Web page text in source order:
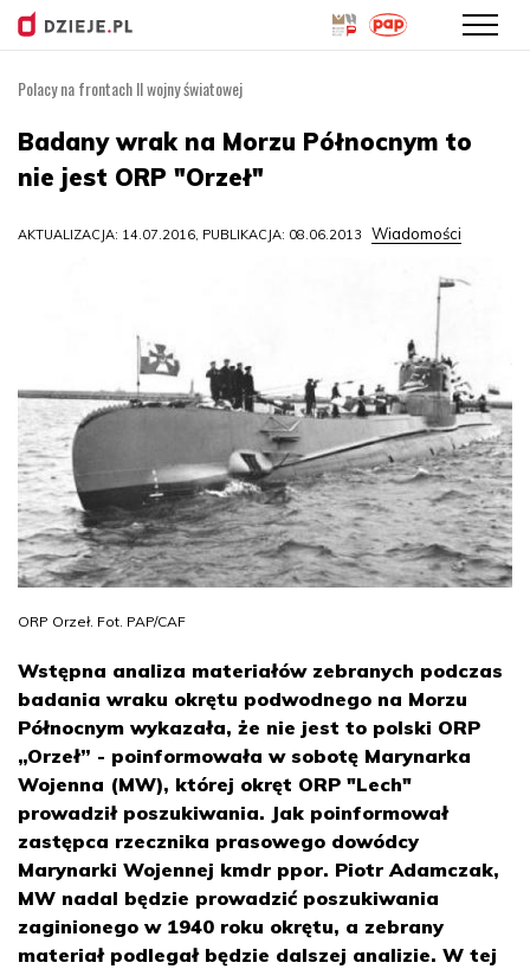
treści
Polacy na frontach II wojny światowej
Badany wrak na Morzu Północnym to
nie jest ORP "Orzeł"
AKTUALIZACJA: 14.07.2016, PUBLIKACJA: 08.06.2013 Wiadomości
ORP Orzeł. Fot. PAP/CAF
Wstępna analiza materiałów zebranych podczas
badania wraku okrętu podwodnego na Morzu
Północnym wykazała, że nie jest to polski ORP
„Orzeł” - poinformowała w sobotę Marynarka
Wojenna (MW), której okręt ORP "Lech"
prowadził poszukiwania. Jak poinformował
zastępca rzecznika prasowego dowódcy
Marynarki Wojennej kmdr ppor. Piotr Adamczak,
MW nadal będzie prowadzić poszukiwania
zaginionego w 1940 roku okrętu, a zebrany
materiał podlegał będzie dalszej analizie. W tej